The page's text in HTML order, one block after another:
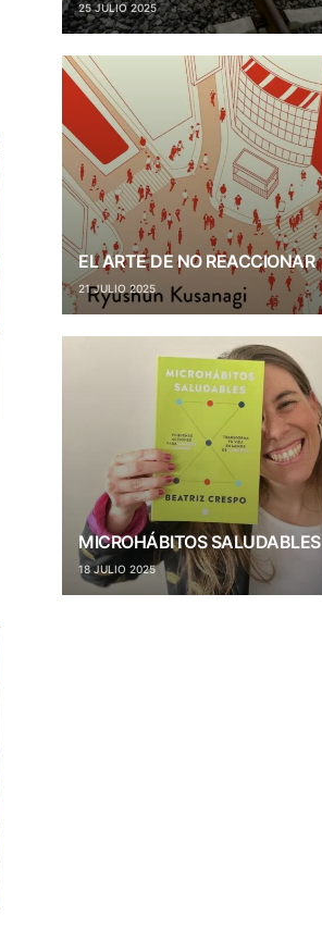
25 JULIO 2025
EL ARTE DE NO REACCIONAR
21 JULIO 2025
MICROHÁBITOS SALUDABLES
18 JULIO 2025